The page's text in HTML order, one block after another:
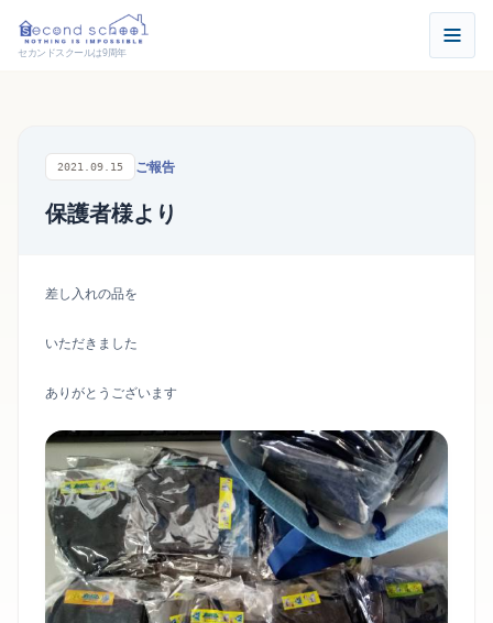
セカンドスクールは9周年
2021.09.15 ご報告
保護者様より
差し入れの品を
いただきました
ありがとうございます